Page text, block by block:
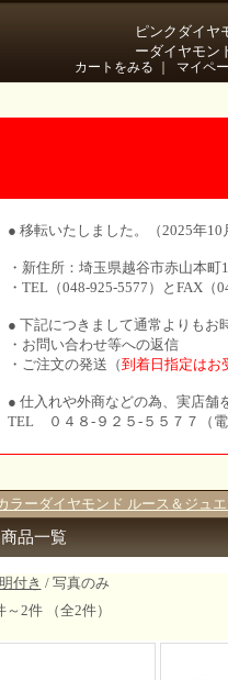
ピンクダイヤ
ーダイヤモン
カートをみる マイペ
● 移転いたしました。（2025年10
・新住所：埼玉県越谷市赤山本町
・TEL（048-925-5577）とFAX（
● 下記につきまして通常よりもお
・お問い合わせ等への返信
・ご注文の発送（到着日指定はお
● 仕入れや外商などの為、実店舗
TEL ０４８-９２５-５５７７（電
ラーダイヤモンド ルース＆ジュ
商品一覧
付き / 写真のみ
～2件 （全2件）